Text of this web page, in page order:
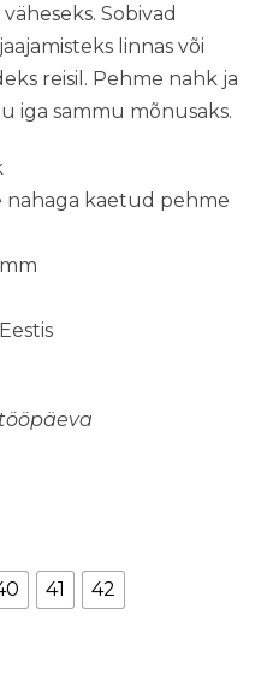
Sobivad
linnas või
reisil. Pehme nahk ja
iga sammu mõnusaks.
nahaga kaetud pehme
41 42